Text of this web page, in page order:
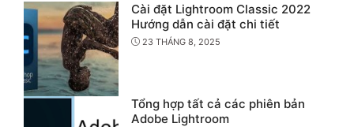
Cài đặt Lightroom Classic 2022
Hướng dẫn cài đặt chi tiết
23 THÁNG 8, 2025
Tổng hợp tất cả các phiên bản
Adobe Lightroom